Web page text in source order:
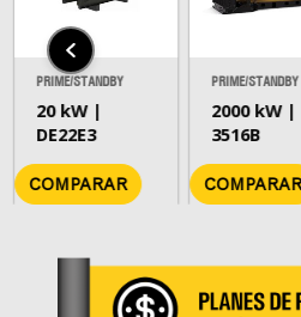
PRIME/STANDBY
20 kW |
DE22E3
COMPARAR
PRIME/STANDBY
2000 kW |
3516B
COMPARAR